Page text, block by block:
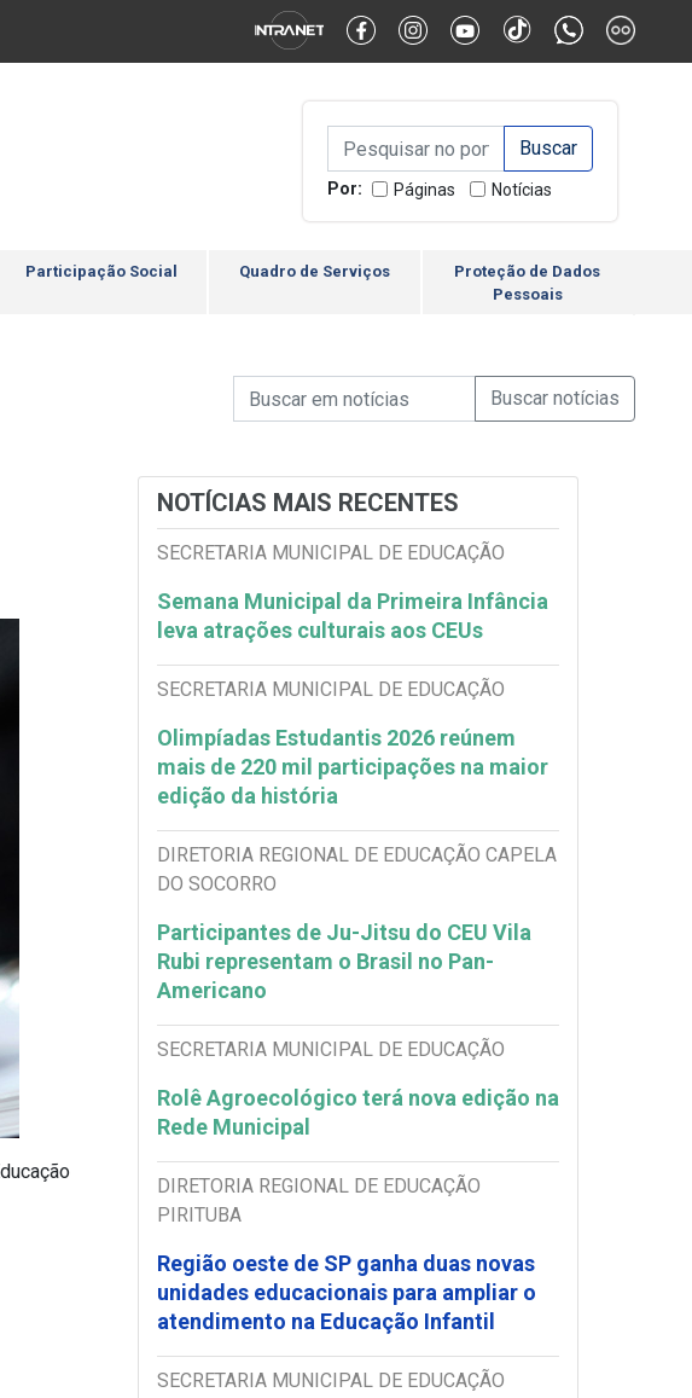
Alternar Alto Contraste Alternar Tamanho da Fonte
Campo de Busca de
Campo de Busca de informaçõesEnviar a Busca
Por: Páginas Notícias
Participação Social Quadro de Serviços
Proteção de Dados
Pessoais
Campo de Busca de Notícias
Campo de Busca de informaçõesEnviar a Busca de
NOTÍCIAS MAIS RECENTES
SECRETARIA MUNICIPAL DE EDUCAÇÃO
Semana Municipal da Primeira Infância
leva atrações culturais aos CEUs
SECRETARIA MUNICIPAL DE EDUCAÇÃO
Olimpíadas Estudantis 2026 reúnem
mais de 220 mil participações na maior
edição da história
DIRETORIA REGIONAL DE EDUCAÇÃO CAPELA
DO SOCORRO
Participantes de Ju-Jitsu do CEU Vila
Rubi representam o Brasil no Pan-
Americano
SECRETARIA MUNICIPAL DE EDUCAÇÃO
Rolê Agroecológico terá nova edição na
Rede Municipal
DIRETORIA REGIONAL DE EDUCAÇÃO
PIRITUBA
Região oeste de SP ganha duas novas
unidades educacionais para ampliar o
atendimento na Educação Infantil
SECRETARIA MUNICIPAL DE EDUCAÇÃO